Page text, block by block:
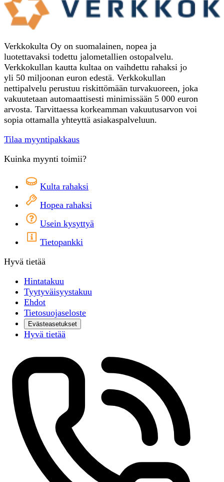
Verkkokulta Oy on suomalainen, nopea ja
luotettavaksi todettu jalometallien ostopalvelu.
Verkkokullan kautta kultaa on vaihdettu rahaksi jo
yli 50 miljoonan euron edestä. Verkkokullan
nettipalvelu perustuu riskittömään turvakuoreen, joka
vakuutetaan automaattisesti minimissään 5 000 euron
arvosta. Tarvittaessa korkeamman vakuutusarvon voi
sopia ottamalla yhteyttä asiakaspalveluun.
Tilaa myyntipakkaus
Kuinka myynti toimii?
Kulta rahaksi
Hopea rahaksi
Usein kysyttyä
Tietopankki
Hyvä tietää
Hintatakuu
Tyytyväisyystakuu
Ehdot
Tietosuojaseloste
Evästeasetukset
Hyvä tietää